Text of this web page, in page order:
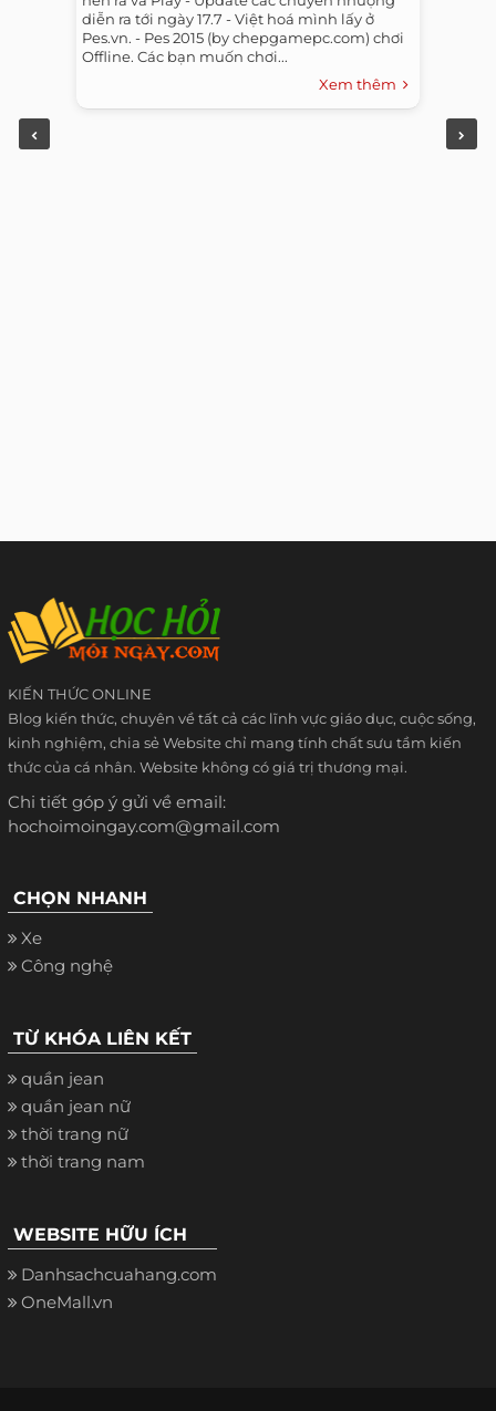
diễn ra tới ngày 17.7 - Việt hoá mình lấy ở
Pes.vn. - Pes 2015 (by chepgamepc.com) chơi
Offline. Các bạn muốn chơi...
Xem thêm
KIẾN THỨC ONLINE
Blog kiến thức, chuyên về tất cả các lĩnh vực giáo dục, cuộc sống,
kinh nghiệm, chia sẻ Website chỉ mang tính chất sưu tầm kiến
thức của cá nhân. Website không có giá trị thương mại.
Chi tiết góp ý gửi về email:
hochoimoingay.com@gmail.com
CHỌN NHANH
Xe
Công nghệ
TỪ KHÓA LIÊN KẾT
quần jean
quần jean nữ
thời trang nữ
thời trang nam
WEBSITE HỮU ÍCH
Danhsachcuahang.com
OneMall.vn